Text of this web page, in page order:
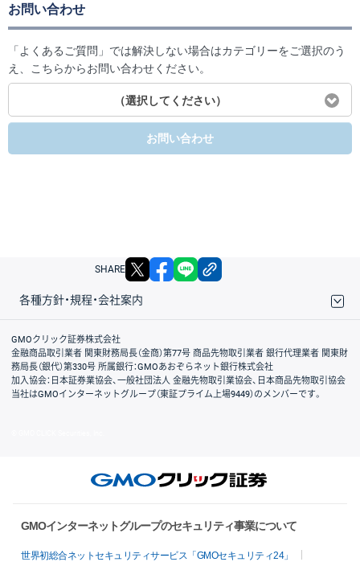
お問い合わせ
「よくあるご質問」では解決しない場合はカテゴリーをご選択のう
え、こちらからお問い合わせください。
（選択してください）
お問い合わせ
SHARE X facebook
各種方針・規程・会社案内
取引規程・約款
サイトマップ
その他のご案内
個人情報保護方針
最良執行方針
サイトのご利用について
ディスクレイマー
信託保全
リスク説明
会社案内
GMOクリック証券株式会社
金融商品取引業者 関東財務局長（金商）第77号 商品先物取引業者 銀行代理業者 関東財
務局長（銀代）第330号 所属銀行：GMOあおぞらネット銀行株式会社
加入協会：日本証券業協会、一般社団法人 金融先物取引業協会、日本商品先物取引協会
当社はGMOインターネットグループ（東証プライム上場9449）のメンバーです。
GMOインターネットグループのセキュリティ事業について
世界初総合ネットセキュリティサービス「GMOセキュリティ24」